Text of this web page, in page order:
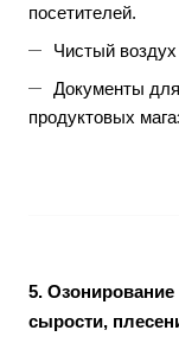
посетителей.
Чистый
Документы
продуктовых
5. Озонирование
сырости,